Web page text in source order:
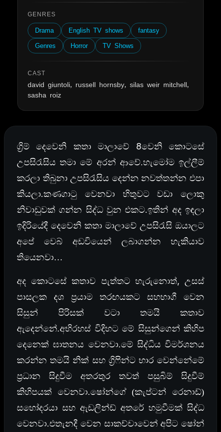
GENRES
Drama English TV shows
fantasy
Genres
Horror TV Shows
CAST
david giuntoli, russell hornsby, silas weir mitchell,
sasha roiz
ග්‍රිම් දෙවෙනි කතා මාලාවේ 8වෙනි කොටසේ
උපසිරැසිය තමා මේ අරන් ආවේ.හැමෝම ඉල්ලීම්
කරලා තිබුනා උපසිරැසිය දෙන්න නවත්තන්න එපා
කියලා.කණගාටු වෙනවා හිතුවට වඩා ලොකු
නිවාඩුවක් ගන්න සිද්ධ වුන එකට.ඉතින් අද ඉඳලා
ඉදිරියේදී දෙවෙනි කතා මාලාවේ උපසිරැසි ඔයාලට
අපේ වෙබ් අඩවියෙන් ලබාගන්න හැකියාව
තියෙනවා…
අද කොටසේ කතාව පැත්තට හැරුනොත්,උසස්
පාසලක දශ ප්‍රයාම තරඟයකට සහභාගී වෙන
සිසුන් පිරිසක් වටා තමයි කතාව
ඇදෙන්නේ.අභිරහස් විදිහට මේ සිසුන්ගෙන් කිහිප
දෙනෙක් ඝාතනය වෙනවා.මේ සිද්ධිය විමර්ශනය
කරන්න තමයි නික් සහ ග්‍රිෆින්ට භාර වෙන්නේමේ
ප්‍රධාන සිදුවීම අතරතුර තවත් පසුබිම් සිදුවීම්
කිහිපයක් වෙනවා.ෂෝන්ගේ (කැප්ටන් රෙනාඩ්)
සහෝදරයා සහ ඇඩලින්ඩ් අතරේ හමුවීමක් සිද්ධ
වෙනවා.එතැනදී වෙන සාකච්චාවෙන් අපිට ෂෝන්